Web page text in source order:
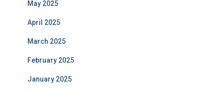
May 2025
April 2025
March 2025
February 2025
January 2025